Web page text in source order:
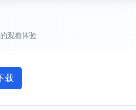
观看体验
载